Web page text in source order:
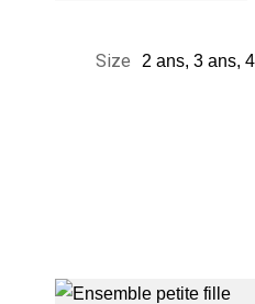
Size 2 ans, 3 ans,